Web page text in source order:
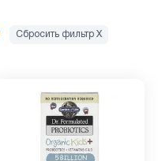
Сбросить фильтр Х